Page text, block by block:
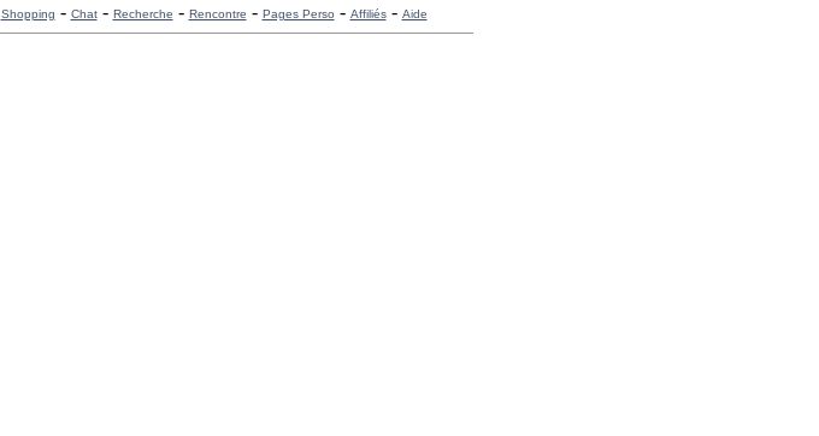
Shopping - Chat- Recherche - Rencontre - Pages Perso - Affiliés- Aide